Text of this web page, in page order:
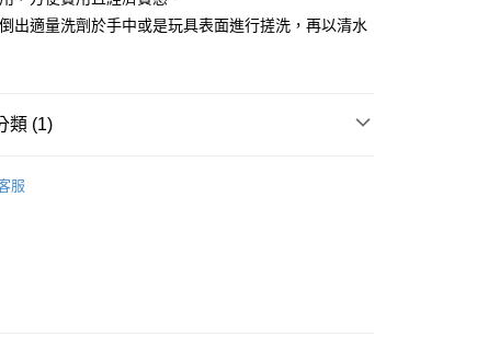
貨
出適量洗劑於手中或是玩具表面進行搓洗，再以清水
類 (1)
服